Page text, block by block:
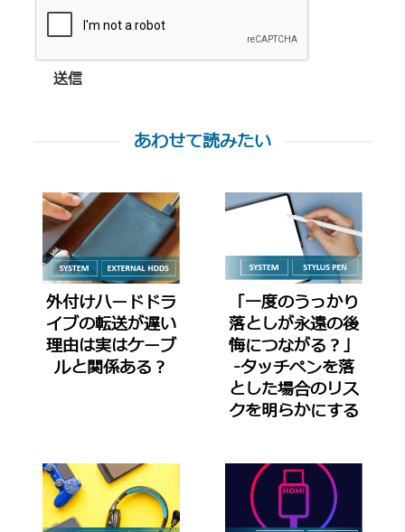
送信
あわせて読みたい
外付けハードドラ
イブの転送が遅い
理由は実はケーブ
ルと関係ある？
「一度のうっかり
落としが永遠の後
悔につながる？」
-タッチペンを落
とした場合のリス
クを明らかにする